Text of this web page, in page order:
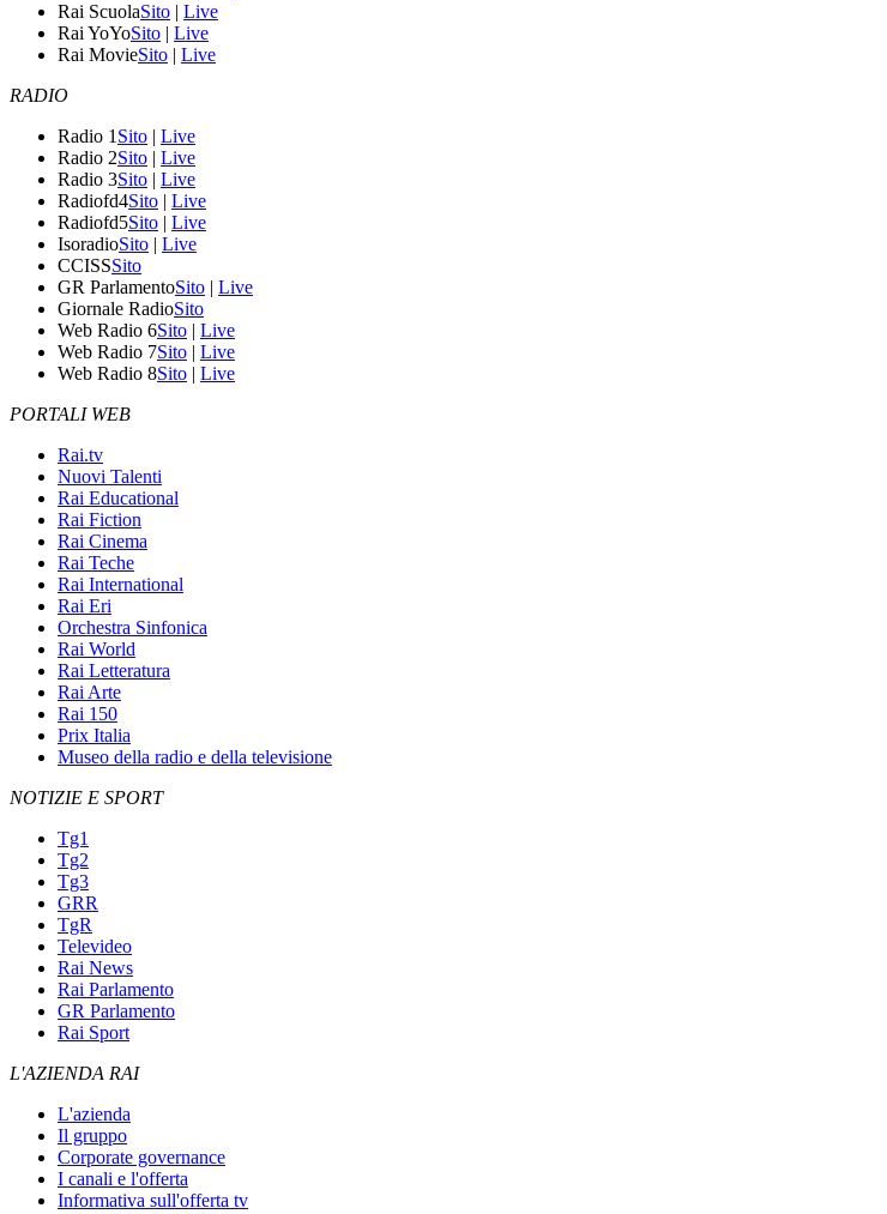
Rai ScuolaSito | Live
Rai YoYoSito | Live
Rai MovieSito | Live
RADIO
Radio 1 Sito | Live
Radio 2Sito | Live
Radio 3Sito | Live
Radiofd4Sito | Live
Radiofd5Sito | Live
IsoradioSito | Live
CCISSSito
GR ParlamentoSito | Live
Giornale RadioSito
Web Radio 6Sito | Live
Web Radio 7Sito | Live
Web Radio 8Sito | Live
PORTALI WEB
Rai.tv
Nuovi Talenti
Rai Educational
Rai Fiction
Rai Cinema
Rai Teche
Rai International
Rai Eri
Orchestra Sinfonica
Rai World
Rai Letteratura
Rai Arte
Rai 150
Prix Italia
Museo della radio e della televisione
NOTIZIE E SPORT
Tg1
Tg2
Tg3
GRR
TgR
Televideo
Rai News
Rai Parlamento
GR Parlamento
Rai Sport
L'AZIENDA RAI
L'azienda
Il gruppo
Corporate governance
I canali e l'offerta
Informativa sull'offerta tv